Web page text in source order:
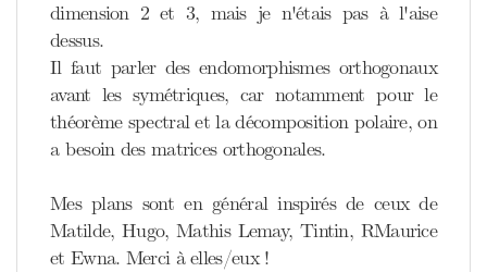
dimension 2 et 3, mais je n'étais pas à l'aise
dessus.
Il faut parler des endomorphismes orthogonaux
avant les symétriques, car notamment pour le
théorème spectral et la décomposition polaire, on
a besoin des matrices orthogonales.
Mes plans sont en général inspirés de ceux de
Matilde, Hugo, Mathis Lemay, Tintin, RMaurice
et Ewna. Merci à elles/eux !